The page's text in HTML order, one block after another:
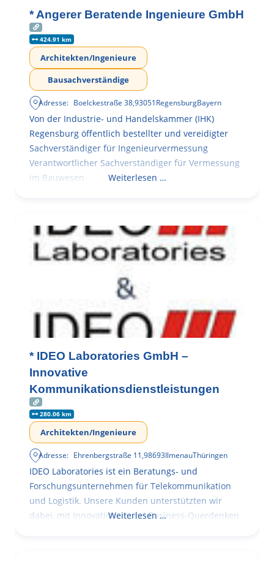
* Angerer Beratende Ingenieure GmbH
424.91 km
Architekten/Ingenieure
Bausachverständige
Adresse: Boelckestraße 38,93051RegensburgBayern
Von der Industrie- und Handelskammer (IHK)
Regensburg öffentlich bestellter und vereidigter
Sachverständiger für Ingenieurvermessung
Verantwortlicher Sachverständiger für Vermessung
im Bauwesen
Weiterlesen …
* IDEO Laboratories GmbH –
Innovative
Kommunikationsdienstleistungen
280.06 km
Architekten/Ingenieure
Adresse: Ehrenbergstraße 11,98693IlmenauThüringen
IDEO Laboratories ist ein Beratungs- und
Forschungsunternehmen für Telekommunikation
und Logistik. Unsere Kunden unterstützten wir
dabei, mit Innovationen und Business-Querdenken
Weiterlesen …